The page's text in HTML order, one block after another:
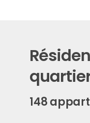
148